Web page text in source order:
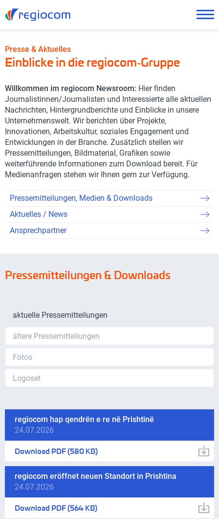
Presse & Aktuelles
Einblicke in die regiocom‑Gruppe
Willkommen im regiocom Newsroom: Hier finden
Journalistinnen/Journalisten und Interessierte alle aktuellen
Nachrichten, Hintergrundberichte und Einblicke in unsere
Unternehmenswelt. Wir berichten über Projekte,
Innovationen, Arbeitskultur, soziales Engagement und
Entwicklungen in der Branche. Zusätzlich stellen wir
Pressemitteilungen, Bildmaterial, Grafiken sowie
weiterführende Informationen zum Download bereit. Für
Medienanfragen stehen wir Ihnen gern zur Verfügung.
Pressemitteilungen, Medien & Downloads
Aktuelles / News
Ansprechpartner
Pressemitteilungen & Downloads
aktuelle Pressemitteilungen
ältere Pressemitteilungen
Fotos
Logoset
regiocom hap qendrën e re në Prishtinë
24.07.2026
Download PDF(580 KB)
regiocom eröffnet neuen Standort in Prishtina
24.07.2026
Download PDF(564 KB)